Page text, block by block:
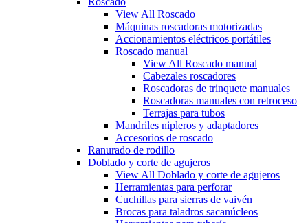
View All Roscado
Máquinas roscadoras motorizadas
Accionamientos eléctricos portátiles
Roscado manual
View All Roscado manual
Cabezales roscadores
Roscadoras de trinquete manuales
Roscadoras manuales con retroceso
Terrajas para tubos
Mandriles nipleros y adaptadores
Accesorios de roscado
Ranurado de rodillo
Doblado y corte de agujeros
View All Doblado y corte de agujeros
Herramientas para perforar
Cuchillas para sierras de vaivén
Brocas para taladros sacanúcleos